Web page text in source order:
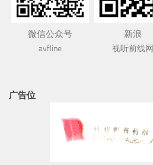
微信公众号
avfline
新浪
视听前线网
广告位